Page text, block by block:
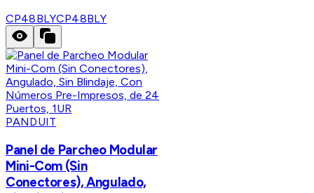
CP48BLYCP48BLY
PANDUIT
Panel de Parcheo Modular
Mini-Com (Sin
Conectores), Angulado,